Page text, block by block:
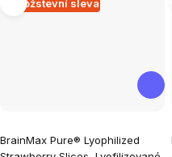
Množstevní sleva
BrainMax Pure® Lyophilized
hodnocení